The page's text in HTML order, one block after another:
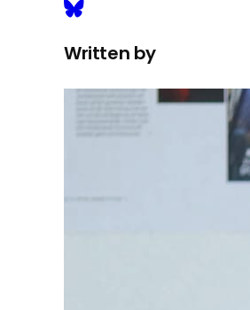
Written by